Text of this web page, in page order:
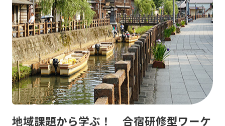
地域課題から学ぶ！ 合宿研修型ワーケ